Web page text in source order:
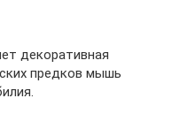
декоративная
предков мышь